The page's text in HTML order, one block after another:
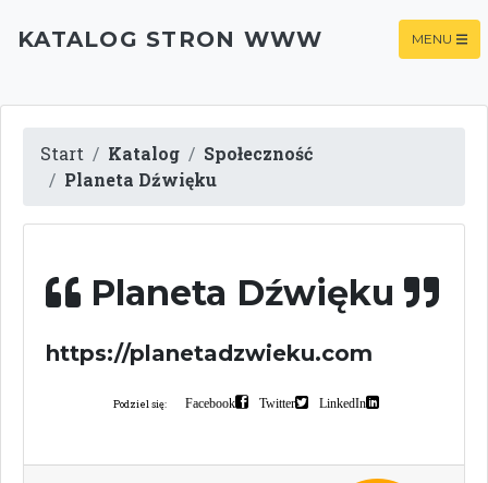
KATALOG STRON WWW MENU
Start Katalog
Społeczność
Planeta Dźwięku
Planeta Dźwięku
https://planetadzwieku.com
Podziel się: Facebook Twitter LinkedIn